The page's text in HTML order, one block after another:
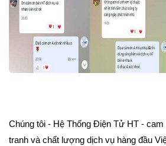
Chúng tôi - Hệ Thống Điện Tử HT -
tranh và chất lượng dịch vụ hàng đầu